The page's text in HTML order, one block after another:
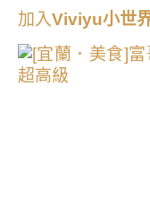
加入Viviyu小世